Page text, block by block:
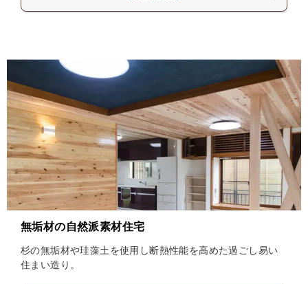
無垢材の自然派素材住宅
杉の無垢材や珪藻土を使用し断熱性能を高めた過ごし易い
住まい造り。